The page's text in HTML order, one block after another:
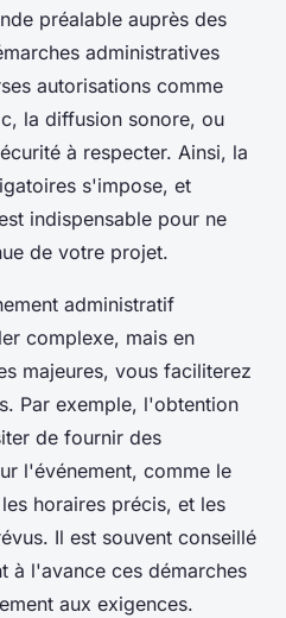
préalable auprès des
administratives
autorisations comme
la diffusion sonore, ou
à respecter. Ainsi, la
s'impose, et
indispensable pour ne
de votre projet.
administratif
complexe, mais en
majeures, vous faciliterez
Par exemple, l'obtention
de fournir des
l'événement, comme le
horaires précis, et les
Il est souvent conseillé
à l'avance ces démarches
aux exigences.